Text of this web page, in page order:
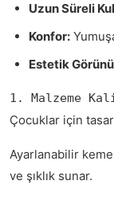
Uzun Süreli
Konfor:
Estetik
1. Malzeme
Çocuklar için
Ayarlanabilir
ve şıklık sunar.